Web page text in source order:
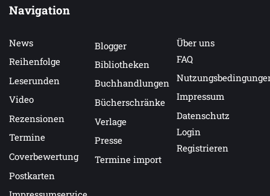
Navigation
News
Reihenfolge
Leserunden
Video
Rezensionen
Termine
Coverbewertung
Postkarten
Blogger
Bibliotheken
Buchhandlungen
Bücherschränke
Verlage
Presse
Termine import
Über uns
FAQ
Impressum
Datenschutz
Login
Registrieren